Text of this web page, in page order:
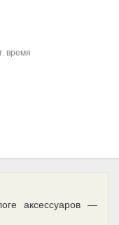
время
аксессуаров —